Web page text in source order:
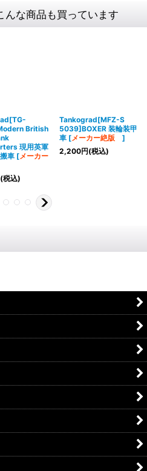
んな商品も買っています
British
現用英軍
車 [メーカー
(税込)
Tankograd[MFZ-S
5039]BOXER 装輪装甲
車 [メーカー絶版 ]
2,200円(税込)